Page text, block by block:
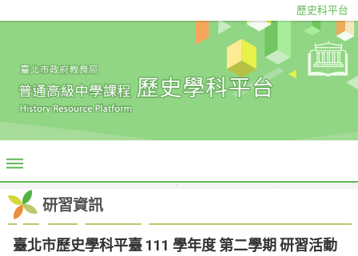
歷史科平台
研習資訊
臺北市歷史學科平臺 111 學年度 第二學期 研習活動